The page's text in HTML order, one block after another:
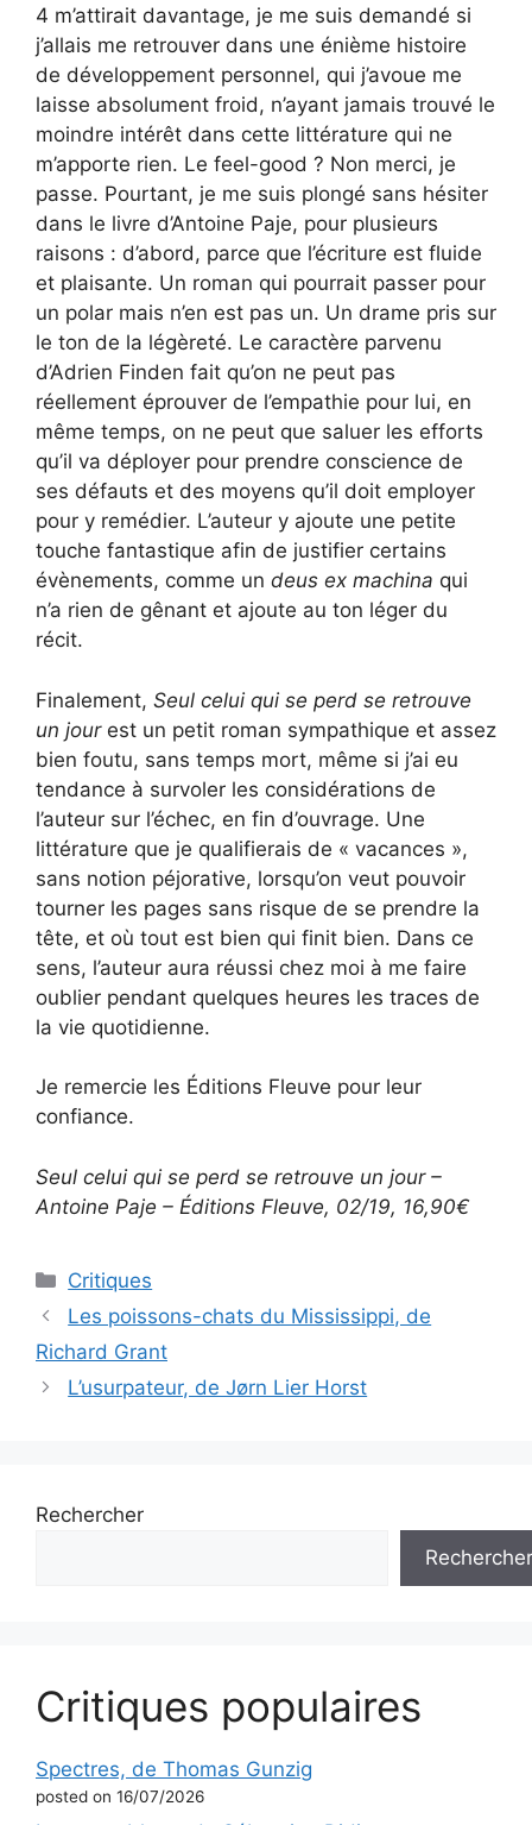
4 m’attirait davantage, je me suis demandé si
j’allais me retrouver dans une énième histoire
de développement personnel, qui j’avoue me
laisse absolument froid, n’ayant jamais trouvé le
moindre intérêt dans cette littérature qui ne
m’apporte rien. Le feel-good ? Non merci, je
passe. Pourtant, je me suis plongé sans hésiter
dans le livre d’Antoine Paje, pour plusieurs
raisons : d’abord, parce que l’écriture est fluide
et plaisante. Un roman qui pourrait passer pour
un polar mais n’en est pas un. Un drame pris sur
le ton de la légèreté. Le caractère parvenu
d’Adrien Finden fait qu’on ne peut pas
réellement éprouver de l’empathie pour lui, en
même temps, on ne peut que saluer les efforts
qu’il va déployer pour prendre conscience de
ses défauts et des moyens qu’il doit employer
pour y remédier. L’auteur y ajoute une petite
touche fantastique afin de justifier certains
évènements, comme un deus ex machina qui
n’a rien de gênant et ajoute au ton léger du
récit.
Finalement, Seul celui qui se perd se retrouve
un jourest un petit roman sympathique et assez
bien foutu, sans temps mort, même si j’ai eu
tendance à survoler les considérations de
l’auteur sur l’échec, en fin d’ouvrage. Une
littérature que je qualifierais de « vacances »,
sans notion péjorative, lorsqu’on veut pouvoir
tourner les pages sans risque de se prendre la
tête, et où tout est bien qui finit bien. Dans ce
sens, l’auteur aura réussi chez moi à me faire
oublier pendant quelques heures les traces de
la vie quotidienne.
Je remercie les Éditions Fleuve pour leur
confiance.
Seul celui qui se perd se retrouve un jour –
Antoine Paje – Éditions Fleuve, 02/19, 16,90€
Critiques
Les poissons-chats du Mississippi, de
Richard Grant
L’usurpateur, de Jørn Lier Horst
Rechercher
Rechercher
Critiques populaires
Spectres, de Thomas Gunzig
posted on 16/07/2026